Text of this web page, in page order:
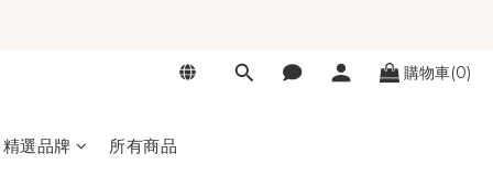
購物車(0)
精選品牌 所有商品
立即購買